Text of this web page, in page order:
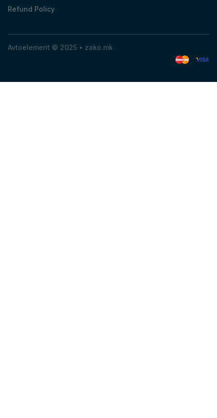
Refund Policy
Avtoelement © 2025 • zako.mk